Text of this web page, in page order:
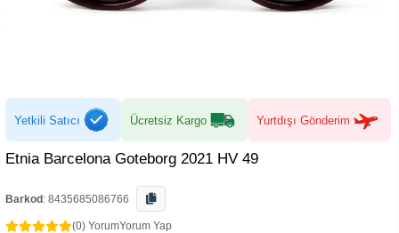
Yetkili Satıcı Ücretsiz Kargo Yurtdışı Gönderim
Etnia Barcelona Goteborg 2021 HV 49
Barkod : 8435685086766
(0) YorumYorum Yap